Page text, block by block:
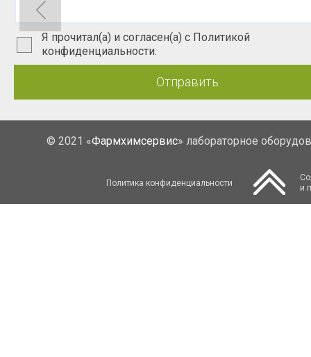
Я прочитал(а) и согласен(а) с Политикой
конфиденциальности.
Отправить
© 2021 «Фармхимсервис» лабораторное
Политика конфиденциальности
и